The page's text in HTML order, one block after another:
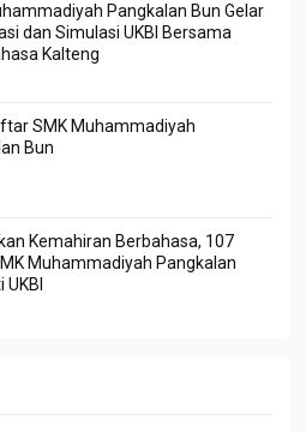
Pangkalan Bun Gelar
dan Simulasi UKBI Bersama
Kalteng
SMK Muhammadiyah
Bun
Kemahiran Berbahasa, 107
Muhammadiyah Pangkalan
UKBI